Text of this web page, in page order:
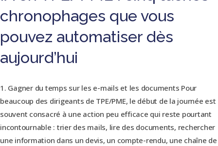
chronophages que vous
pouvez automatiser dès
aujourd’hui
1. Gagner du temps sur les e-mails et les documents Pour
beaucoup des dirigeants de TPE/PME, le début de la journée est
souvent consacré à une action peu efficace qui reste pourtant
incontournable : trier des mails, lire des documents, rechercher
une information dans un devis, un compte-rendu, une chaîne de